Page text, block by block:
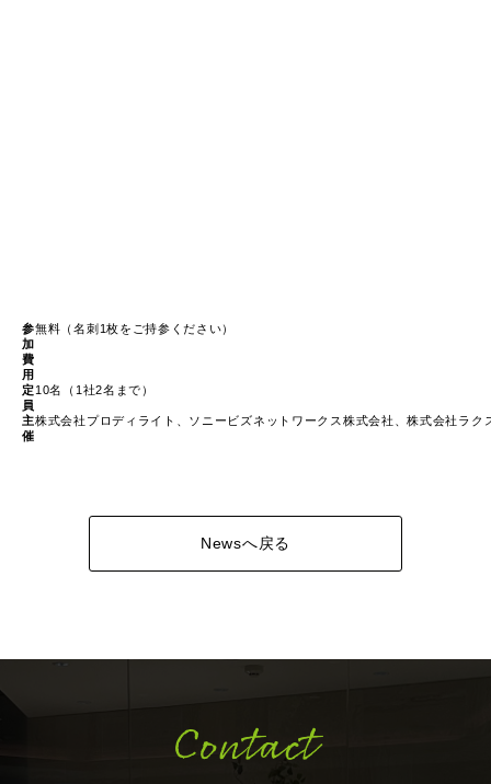
参
加
費
用
無料（名刺1枚をご持参ください）
定
員
10名（1社2名まで）
主
催
株式会社プロディライト、ソニービズネットワークス株式会社、株式会社ラク
Newsへ戻る
Contact